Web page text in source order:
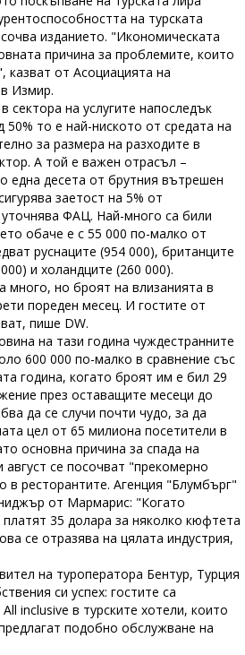
на турската
изданието. "Икономическата
причина за проблемите, които
от Асоциацията на
в Измир.
сектора на услугите напоследък
50% то е най-ниското от средата на
за размера на разходите в
А той е важен отрасъл –
една десета от брутния вътрешен
заетост на 5% от
ФАЦ. Най-много са били
обаче е с 55 000 по-малко от
руснаците (954 000), британците
и холандците (260 000).
много, но броят на влизанията в
пореден месец. И гостите от
пише DW.
на тази година чуждестранните
600 000 по-малко в сравнение със
година, когато броят им е бил 29
през оставащите месеци до
да се случи почти чудо, за да
цел от 65 милиона посетители в
основна причина за спада на
се посочват "прекомерно
в ресторантите. Агенция "Блумбърг"
от Мармарис: "Когато
35 долара за няколко кюфтета
се отразява на цялата индустрия,
на туроператора Бентур, Турция
си успех: гостите са
inclusive в турските хотели, които
подобно обслужване на